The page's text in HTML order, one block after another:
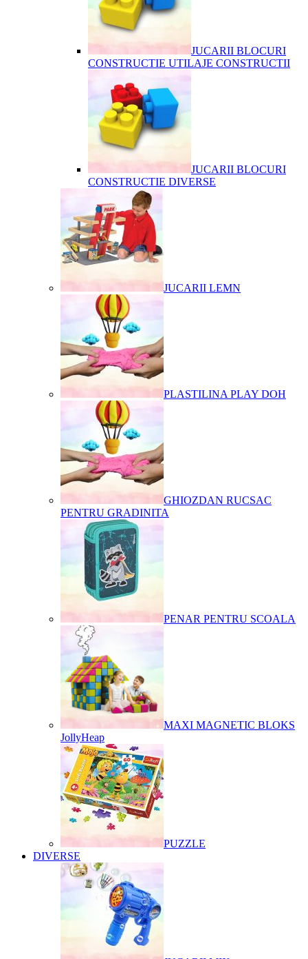
JUCARII BLOCURI
CONSTRUCTIE UTILAJE CONSTRUCTII
JUCARII BLOCURI
CONSTRUCTIE DIVERSE
JUCARII LEMN
PLASTILINA PLAY DOH
GHIOZDAN RUCSAC
PENTRU GRADINITA
PENAR PENTRU SCOALA
MAXI MAGNETIC BLOKS
JollyHeap
PUZZLE
DIVERSE